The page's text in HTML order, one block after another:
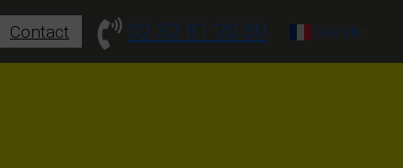
Contact 02 32 81 20 30 French